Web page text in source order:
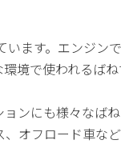
ます。エンジ
境で使われるば
ンにも様々なば
オフロード車な